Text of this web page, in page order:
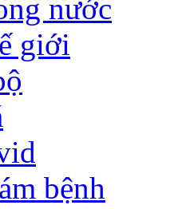
nước
giới
bệnh